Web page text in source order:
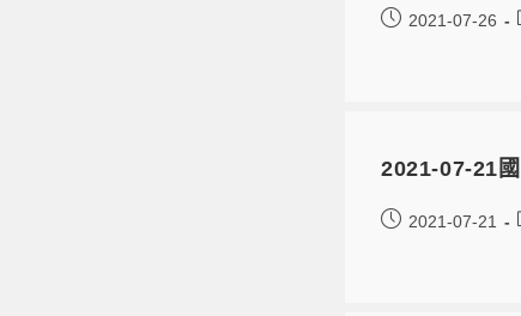
2021-07-26
2021-07-21
2021-07-21